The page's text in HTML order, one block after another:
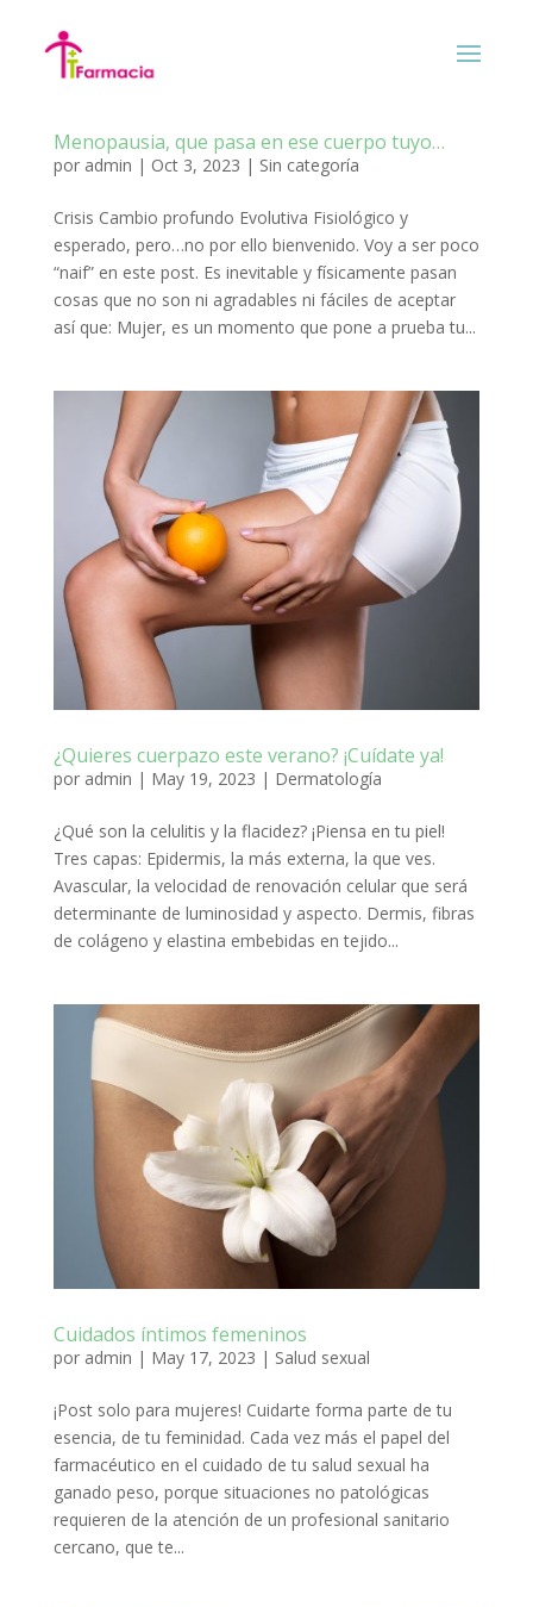
Menopausia, que pasa en ese cuerpo tuyo…
por admin | Oct 3, 2023 | Sin categoría
Crisis Cambio profundo Evolutiva Fisiológico y
esperado, pero…no por ello bienvenido. Voy a ser poco
“naif” en este post. Es inevitable y físicamente pasan
cosas que no son ni agradables ni fáciles de aceptar
así que: Mujer, es un momento que pone a prueba tu...
¿Quieres cuerpazo este verano? ¡Cuídate ya!
por admin | May 19, 2023 | Dermatología
¿Qué son la celulitis y la flacidez? ¡Piensa en tu piel!
Tres capas: Epidermis, la más externa, la que ves.
Avascular, la velocidad de renovación celular que será
determinante de luminosidad y aspecto. Dermis, fibras
de colágeno y elastina embebidas en tejido...
Cuidados íntimos femeninos
por admin | May 17, 2023 | Salud sexual
¡Post solo para mujeres! Cuidarte forma parte de tu
esencia, de tu feminidad. Cada vez más el papel del
farmacéutico en el cuidado de tu salud sexual ha
ganado peso, porque situaciones no patológicas
requieren de la atención de un profesional sanitario
cercano, que te...